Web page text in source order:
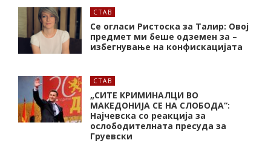
СТАВ
Се огласи Ристоска за Талир: Овој
предмет ми беше одземен за –
избегнување на конфискацијата
СТАВ
„СИТЕ КРИМИНАЛЦИ ВО
МАКЕДОНИЈА СЕ НА СЛОБОДА“:
Најчевска со реакција за
ослободителната пресуда за
Груевски